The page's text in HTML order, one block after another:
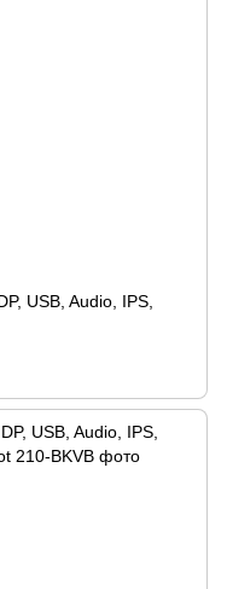
USB, Audio, IPS,